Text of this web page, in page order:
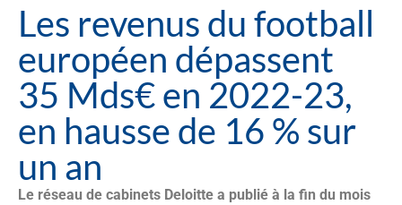
Les revenus du football
européen dépassent
35 Mds€ en 2022-23,
en hausse de 16 % sur
un an
Le réseau de cabinets Deloitte a publié à la fin du mois